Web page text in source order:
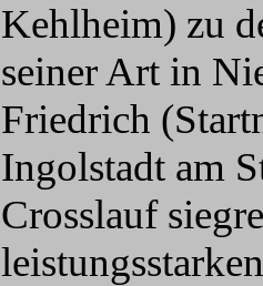
Kehlheim) zu
seiner Art in
Friedrich
Ingolstadt am
Crosslauf